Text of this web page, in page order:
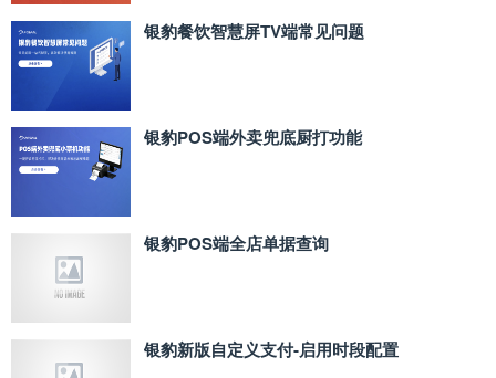
银豹餐饮智慧屏TV端常见问题
银豹POS端外卖兜底厨打功能
银豹POS端全店单据查询
银豹新版自定义支付‑启用时段配置